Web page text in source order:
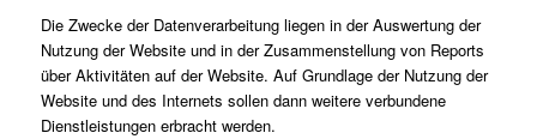
Die Zwecke der Datenverarbeitung liegen in der Auswertung der
Nutzung der Website und in der Zusammenstellung von Reports
über Aktivitäten auf der Website. Auf Grundlage der Nutzung der
Website und des Internets sollen dann weitere verbundene
Dienstleistungen erbracht werden.